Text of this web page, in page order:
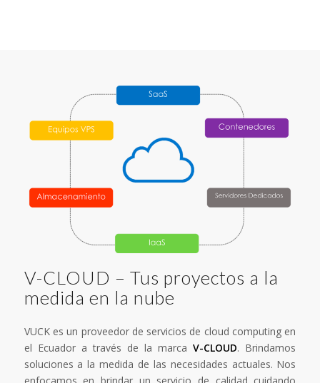
V-CLOUD – Tus proyectos a la
medida en la nube
VUCK es un proveedor de servicios de cloud computing en
el Ecuador a través de la marcaV-CLOUD. Brindamos
soluciones a la medida de las necesidades actuales. Nos
enfocamos en brindar un servicio de calidad cuidando